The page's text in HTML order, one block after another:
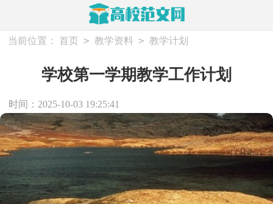
当前位置： 首页 > 教学资料 > 教学计划
学校第一学期教学工作计划
时间：2025-10-03 19:25:41